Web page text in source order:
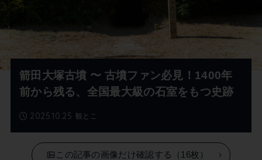
観とこ
2025.10.25
箭田大塚古墳 〜 古墳ファン必見！1400年
前から残る、全国最大級の石室をもつ史跡
この記事の画像だけ確認する（16枚）